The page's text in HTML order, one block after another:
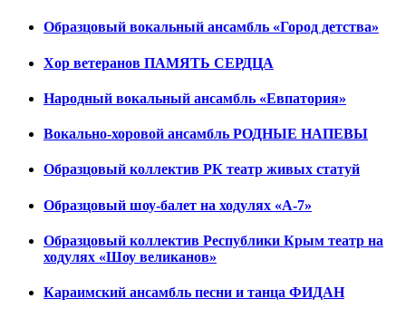
Образцовый вокальный ансамбль «Город детства»
Хор ветеранов ПАМЯТЬ СЕРДЦА
Народный вокальный ансамбль «Евпатория»
Вокально-хоровой ансамбль РОДНЫЕ НАПЕВЫ
Образцовый коллектив РК театр живых статуй
Образцовый шоу-балет на ходулях «А-7»
Образцовый коллектив Республики Крым театр на
ходулях «Шоу великанов»
Караимский ансамбль песни и танца ФИДАН